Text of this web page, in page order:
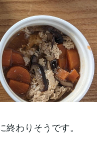
わりそうです。